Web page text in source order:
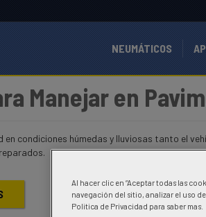
NEUMÁTICOS
Manejar en
en condiciones húmedas y lluviosas tanto el
Al hacer clic en “Aceptar todas las
navegación del sitio, analizar el uso
Politica de Privacidad para saber mas.